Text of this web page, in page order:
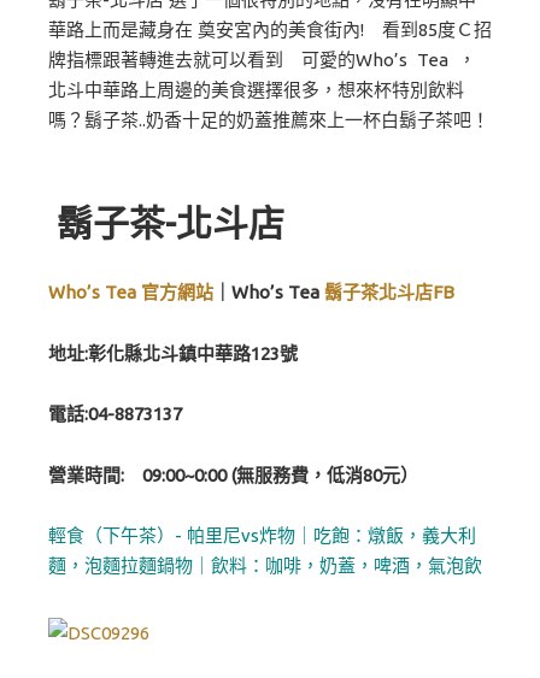
華路上而是藏身在 奠安宮內的美食街內! 看到85度Ｃ招
牌指標跟著轉進去就可以看到 可愛的Who’s Tea ，
北斗中華路上周邊的美食選擇很多，想來杯特別飲料
嗎？鬍子茶..奶香十足的奶蓋推薦來上一杯白鬍子茶吧！
鬍子茶-北斗店
Who’s Tea 官方網站 ｜Who’s Tea 鬍子茶北斗店FB
地址:彰化縣北斗鎮中華路123號
電話:04-8873137
營業時間: 09:00~0:00 (無服務費，低消80元）
輕食（下午茶）- 帕里尼vs炸物｜吃飽：燉飯，義大利
麵，泡麵拉麵鍋物｜飲料：咖啡，奶蓋，啤酒，氣泡飲